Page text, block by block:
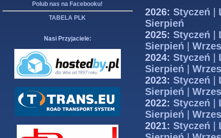
Polub nas na Facebooku!
TABELA PLK
Nasi Przyjaciele:
2026: Styczeń
Sierpień
2025: Styczeń
Sierpień
2024: Styczeń
Sierpień
2023: Styczeń
Sierpień
2022: Styczeń
Sierpień
2021: Styczeń